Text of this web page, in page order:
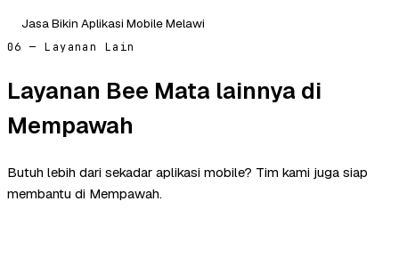
Jasa Bikin Aplikasi Mobile Melawi
06 — Layanan Lain
Layanan Bee Mata lainnya di
Mempawah
Butuh lebih dari sekadar aplikasi mobile? Tim kami juga siap
membantu di Mempawah.